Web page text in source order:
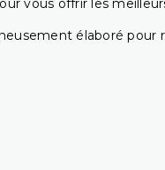
vous offrir les
élaboré